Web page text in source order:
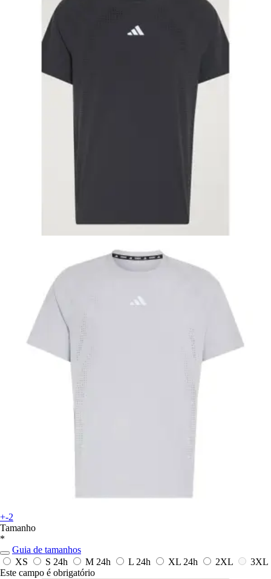
+-2
Tamanho
*
Guia de tamanhos
XS
S 24h M 24h L 24h XL 24h 2XL
3XL
Este campo é obrigatório